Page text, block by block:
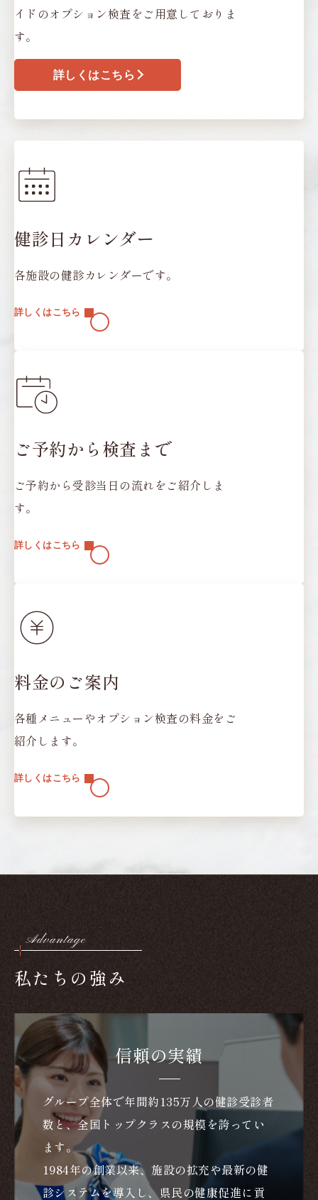
イドのオプション検査をご用意しておりま
す。
詳しくはこちら
健診日カレンダー
各施設の健診カレンダーです。
詳しくはこちら
ご予約から検査まで
ご予約から受診当日の流れをご紹介しま
す。
詳しくはこちら
料金のご案内
各種メニューやオプション検査の料金をご
紹介します。
詳しくはこちら
Advantage
私たちの強み
信頼の実績
グループ全体で年間約135万人の健診受診者
数と、全国トップクラスの規模を誇ってい
ます。
1984年の創業以来、施設の拡充や最新の健
診システムを導入し、県民の健康促進に貢